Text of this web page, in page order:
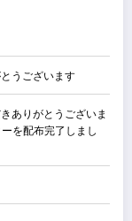
うございます
ありがとうございま
を配布完了しまし